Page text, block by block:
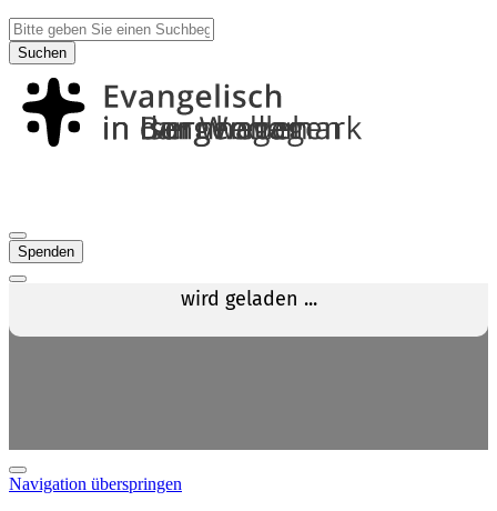
Suchen
Spenden
Navigation überspringen